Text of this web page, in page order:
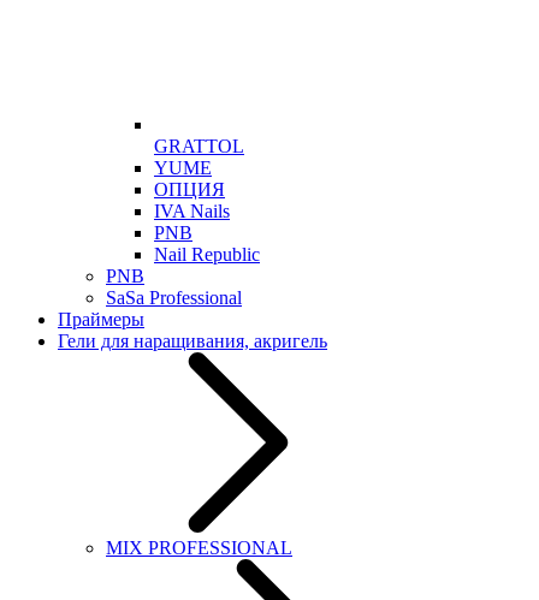
GRATTOL
YUME
ОПЦИЯ
IVA Nails
PNB
Nail Republic
PNB
SaSa Professional
Праймеры
Гели для наращивания, акригель
MIX PROFESSIONAL